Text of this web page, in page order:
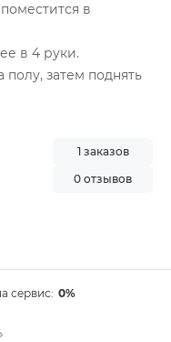
в
в 4 руки.
полу, затем поднять
1 заказов
0 отзывов
сервис: 0%